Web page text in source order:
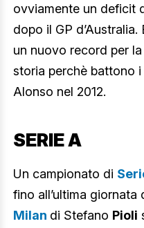
ovviamente un deficit
dopo il GP d’Australia.
un nuovo record per
storia perchè battono
Alonso nel 2012.
SERIE A
Un campionato di
fino all’ultima giornata
Milan di Stefano Pioli